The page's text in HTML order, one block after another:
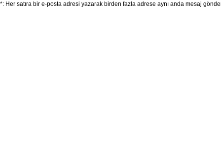
*: Her satıra bir e-posta adresi yazarak birden fazla adrese aynı anda mesaj